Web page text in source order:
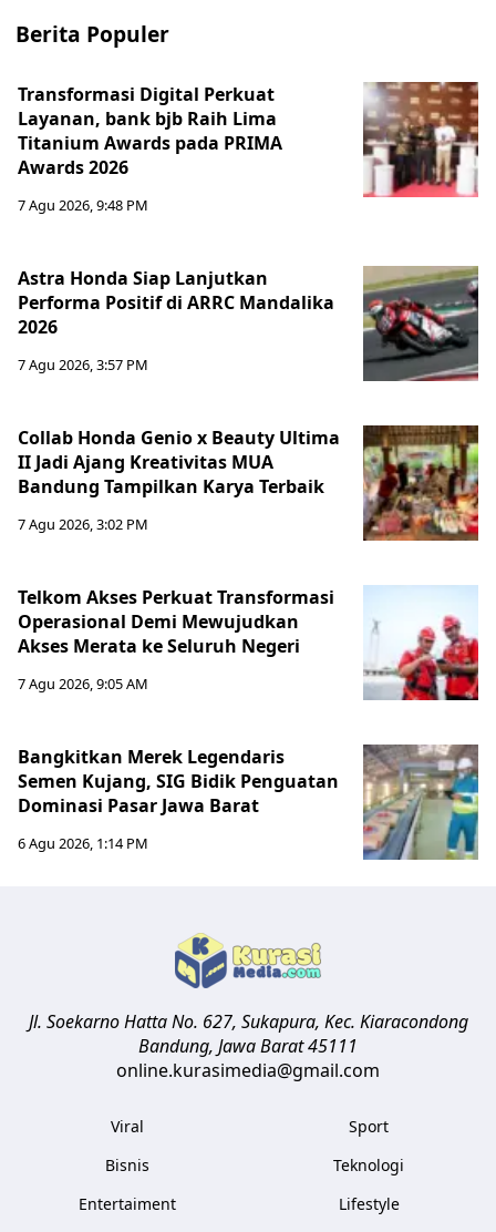
Berita Populer
Transformasi Digital Perkuat
Layanan, bank bjb Raih Lima
Titanium Awards pada PRIMA
Awards 2026
7 Agu 2026, 9:48 PM
Astra Honda Siap Lanjutkan
Performa Positif di ARRC Mandalika
2026
7 Agu 2026, 3:57 PM
Collab Honda Genio x Beauty Ultima
II Jadi Ajang Kreativitas MUA
Bandung Tampilkan Karya Terbaik
7 Agu 2026, 3:02 PM
Telkom Akses Perkuat Transformasi
Operasional Demi Mewujudkan
Akses Merata ke Seluruh Negeri
7 Agu 2026, 9:05 AM
Bangkitkan Merek Legendaris
Semen Kujang, SIG Bidik Penguatan
Dominasi Pasar Jawa Barat
6 Agu 2026, 1:14 PM
Jl. Soekarno Hatta No. 627, Sukapura, Kec. Kiaracondong
Bandung, Jawa Barat45111
online.kurasimedia@gmail.com
Viral
Bisnis
Entertaiment
Sport
Teknologi
Lifestyle